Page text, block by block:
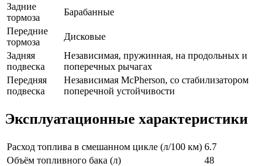
Задние
тормоза
Барабанные
Передние
тормоза
Дисковые
Задняя
подвеска
Независимая, пружинная, на продольных и
поперечных рычагах
Передняя
подвеска
Независимая McPherson, со стабилизатором
поперечной устойчивости
Эксплуатационные характеристики
Расход топлива в смешанном цикле (л/100 км) 6.7
Объём топливного бака (л)
48